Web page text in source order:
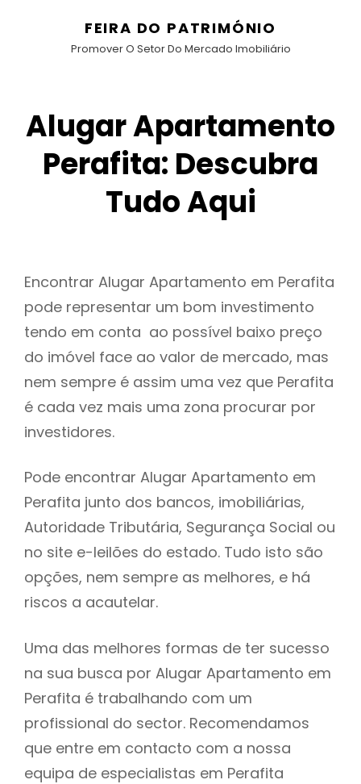
FEIRA DO PATRIMÓNIO
Promover O Setor Do Mercado Imobiliário
Alugar Apartamento
Perafita: Descubra
Tudo Aqui
Encontrar Alugar Apartamento em Perafita
pode representar um bom investimento
tendo em conta ao possível baixo preço
do imóvel face ao valor de mercado, mas
nem sempre é assim uma vez que Perafita
é cada vez mais uma zona procurar por
investidores.
Pode encontrar Alugar Apartamento em
Perafita junto dos bancos, imobiliárias,
Autoridade Tributária, Segurança Social ou
no site e-leilões do estado. Tudo isto são
opções, nem sempre as melhores, e há
riscos a acautelar.
Uma das melhores formas de ter sucesso
na sua busca por Alugar Apartamento em
Perafita é trabalhando com um
profissional do sector. Recomendamos
que entre em contacto com a nossa
equipa de especialistas em Perafita